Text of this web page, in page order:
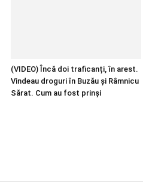
(VIDEO) Încă doi traficanți, în arest.
Vindeau droguri în Buzău și Râmnicu
Sărat. Cum au fost prinși